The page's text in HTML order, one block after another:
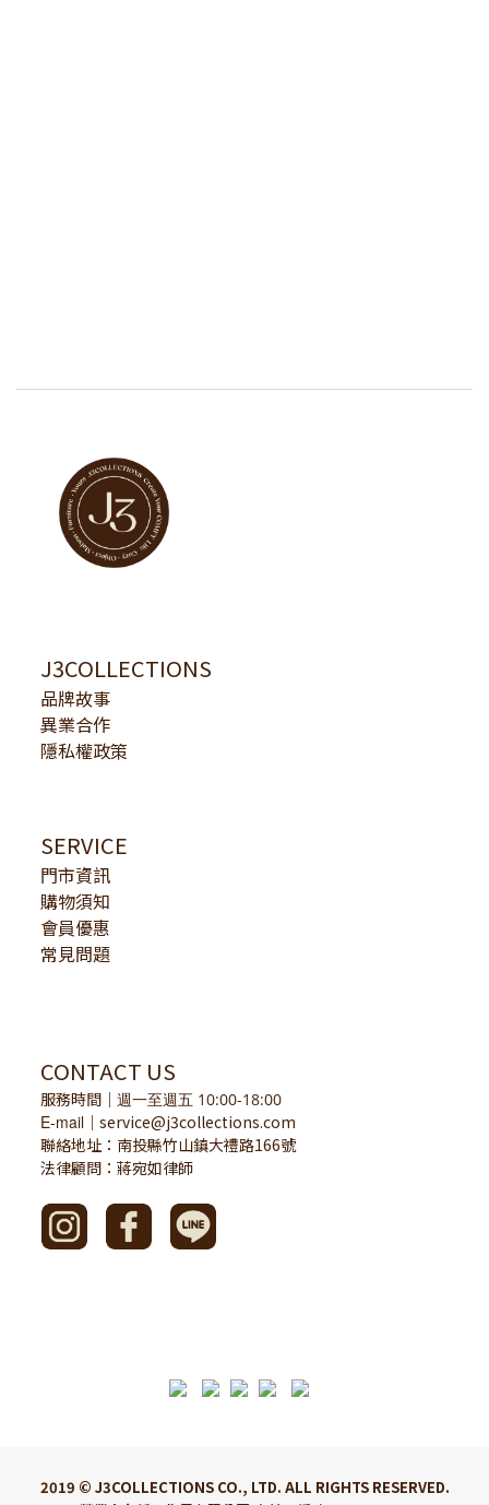
J3COLLECTIONS
品牌故事
異業合作
隱私權政策
SERVICE
門市資訊
購物須知
會員優惠
常見問題
CONTACT US
服務時間 ｜ 週一至週五 10:00-18:00
E-mail ｜ service@j3collections.com
聯絡地址：南投縣竹山鎮大禮路166號
法律顧問：蔣宛如律師
2019 © J3COLLECTIONS CO., LTD. ALL RIGHTS RESERVED.